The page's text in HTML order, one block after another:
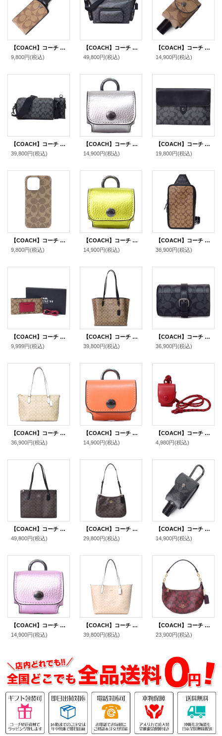
【COACH】コーチ コーティングキャンバス カーフレザー シグネチャー ラゲージ ネーム タグ キーホルダー カーキ〔日本未発売〕
9,800円(税込)
【COACH】コーチ メンズ バッグ コーティングキャンバス レザー シグネチャー ロゴ フィン クロスボディ 斜め掛け ショルダーバッグ チャコール×ブラック〔日本未発売〕
49,800円(税込)
【COACH】コーチ コーティングキャンバス カーフレザー シグネチャー ハンド サニタイザー ハンドジェル 消毒液 ケース ホルダー カラビナ付き バッグチャーム キーホルダー カーキ（日本未発売）
14,900円(税込)
【COACH】コーチ コーティングキャンバス レザー シグネチャー アクセル コインケース ポーチ付き 2way クラッチ クロスボディ ショルダーバッグ チャコール（日本未発売）
39,800円(税込)
【COACH】コーチ ぺブルレザー イヤホン airpods pro エアーポッズプロ ケース バッグチャーム キーホルダー メタリックアッシュ（日本未発売）
14,900円(税込)
【COACH】コーチ ipadケース PCケース コーティングキャンバス カーフレザー シグネチャー ミニ タブレット スリーブ iPad iPhone スマホ テック ケース チャコール〔日本未発売〕
19,800円(税込)
【COACH】コーチ コーティングキャンバス シグネチャー iPhone13PRO専用 スマホケース スマホカバー カーキ【訳あり】〔日本未発売〕
9,800円(税込)
【COACH】コーチ ぺブルレザー イヤホン airpods pro エアーポッズプロ ケース バッグチャーム キーホルダー メタリックシトリン（日本未発売）
14,900円(税込)
【COACH】コーチ メンズ コーティングキャンバス レザー シグネチャー サリバン パック ワンショルダー バックパック ボディバッグ カーキ×チャコール〔日本未発売〕
36,900円(税込)
【COACH】コーチ コーティングキャンバス カーフレザー シグネチャー ジップ フォン ポーチ＋lightning ライトニング ケーブル 専用BOX付 2点セット タンマルチ〔日本未発売〕
9,999円(税込)
【COACH】コーチ コーティングキャンバス スムースレザー シグネチャー モリー トートバッグ カーキ×ブラック〔日本未発売〕
39,800円(税込)
【COACH】コーチ コーティングキャンバス レザー シグネチャー バックル ウォッチ ロール 腕時計 ケース チャコール×ブラック〔日本未発売〕
36,900円(税込)
【COACH】コーチ コーティングキャンバス レザー シグネチャー ギャラリー ジップ トートバッグ ライトカーキ×チャーク〔日本未発売〕
36,900円(税込)
【COACH】コーチ カーフレザー イヤホン airpods pro エアーポッズプロ ケース バッグチャーム キーホルダー サンセット（日本未発売）
14,900円(税込)
【COACH】コーチ カーフレザー イヤホン airpods エアーポッズ ケース 首かけ ランヤード クリムゾン（日本未発売）
4,980円(税込)
【COACH】コーチ コーティングキャンバス レザー シグネチャー ニーナ キャリーオール トートバッグ ブラウンブラック〔日本未発売〕
49,800円(税込)
【COACH】コーチ コーティングキャンバス レザー シグネチャー ペネロペ ロゴ ショルダー ハンドバッグ ブラウン×ブラック(日本未発売）
29,800円(税込)
【COACH】コーチ コーティングキャンバス カーフレザー シグネチャー ハンド サニタイザー ハンドジェル 消毒液 ケース ホルダー カラビナ付き バッグチャーム キーホルダー チャコール（日本未発売）
14,900円(税込)
【COACH】コーチ ぺブルレザー イヤホン airpods pro エアーポッズプロ ケース バッグチャーム キーホルダー メタリックライラック（日本未発売）
14,900円(税込)
【COACH】コーチ バッグ コーティングキャンバス レザー シグネチャー ロゴ シティ トートバッグ サンド×チャーク〔日本未発売〕
39,800円(税込)
【COACH】コーチ コーティングキャンバス レザー シグネチャー ロゴ ミニ ペイトン ショルダー ハンドバッグ オックスブラッドマルチ(日本未発売）
23,900円(税込)